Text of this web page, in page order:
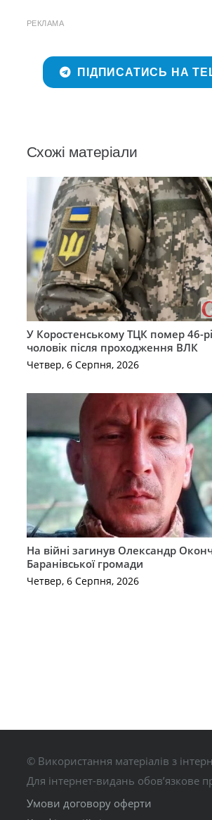
РЕКЛАМА
ПІДПИСАТИСЬ НА
Схожі матеріали
У Коростенському ТЦК помер 46-
чоловік після проходження ВЛК
Четвер, 6 Серпня, 2026
На війні загинув Олександр
Баранівської громади
Четвер, 6 Серпня, 2026
© Використання матеріалів з
Для інтернет-видань обов’язкове
Умови договору оферти